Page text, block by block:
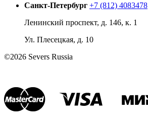
Санкт-Петербург +7 (812) 4083478
Ленинский проспект, д. 146, к. 1
Ул. Плесецкая, д. 10
©2026 Severs Russia